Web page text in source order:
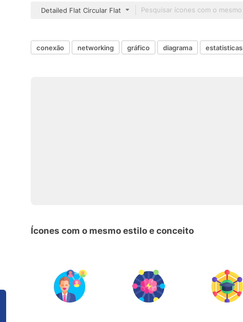
Detailed Flat Circular Flat
conexão networking gráfico diagrama estatisticas
Ícones com o mesmo estilo e conceito